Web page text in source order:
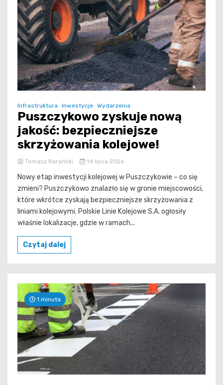
Infrastruktura Inwestycje Wydarzenia
Puszczykowo zyskuje nową
jakość: bezpieczniejsze
skrzyżowania kolejowe!
Tomasz Barański 14 lipca 2026
Nowy etap inwestycji kolejowej w Puszczykowie – co się
zmieni? Puszczykowo znalazło się w gronie miejscowości,
które wkrótce zyskają bezpieczniejsze skrzyżowania z
liniami kolejowymi. Polskie Linie Kolejowe S.A. ogłosiły
właśnie lokalizacje, gdzie w ramach...
Czytaj dalej
1 minuta